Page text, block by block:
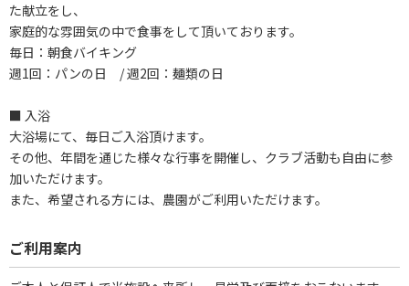
た献立をし、
家庭的な雰囲気の中で食事をして頂いております。
毎日：朝食バイキング
週1回：パンの日 / 週2回：麺類の日
■ 入浴
大浴場にて、毎日ご入浴頂けます。
その他、年間を通じた様々な行事を開催し、クラブ活動も自由に参
加いただけます。
また、希望される方には、農園がご利用いただけます。
ご利用案内